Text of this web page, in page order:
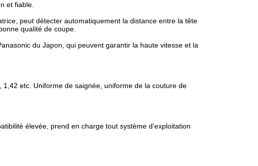
et fiable.
peut détecter automatiquement la distance entre la tête
qualité de coupe.
du Japon, qui peuvent garantir la haute vitesse et la
etc. Uniforme de saignée, uniforme de la couture de
élevée, prend en charge tout système d'exploitation